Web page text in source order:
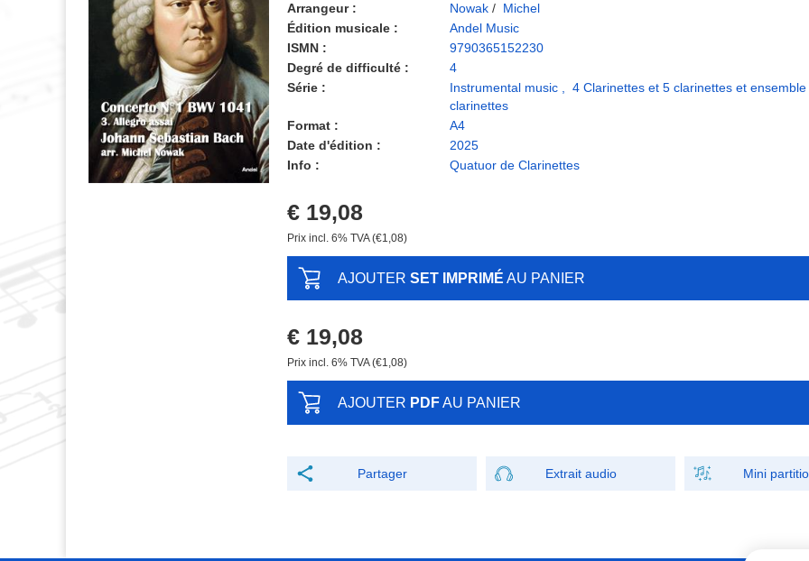
Arrangeur :
Nowak / Michel
Édition musicale :
Andel Music
ISMN :
9790365152230
Degré de difficulté :
4
Série :
Instrumental music
4 Clarinettes et 5 clarinettes et ensemble
clarinettes
Format :
A4
Date d'édition :
2025
Info :
Quatuor de Clarinettes
€ 19,08
Prix ​​incl. 6% TVA (€1,08)
AJOUTER SET IMPRIMÉ AU PANIER
€ 19,08
Prix ​​incl. 6% TVA (€1,08)
AJOUTER PDFAU PANIER
Partager Extrait audio Mini